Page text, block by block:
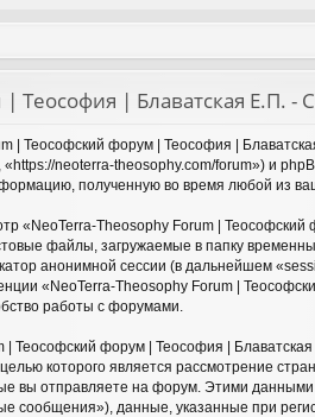
Теософия | Блаватская Е.П.
| Теософский форум | Теософия |
neoterra-theosophy.com/forum») и
полученную во время любой из
«NeoTerra-Theosophy Forum |
файлы, загружаемые в папку
анонимной сессии (в дальнейшем
«NeoTerra-Theosophy Forum |
работы с форумами.
Теософский форум | Теософия |
которого является рассмотрение
вы отправляете на форум. Этими
данные, указанные при